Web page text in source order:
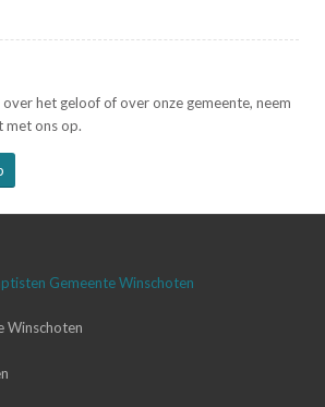
het geloof of over onze gemeente, neem
met ons op.
Winschoten